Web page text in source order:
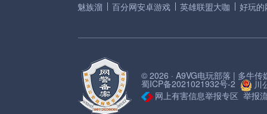
魅族溜
百分网安卓游戏 英雄联盟大咖 好玩的
© 2026 · A9VG电玩部落 | 多牛传
蜀ICP备2021021932号-2
川
网上有害信息举报专区 举报